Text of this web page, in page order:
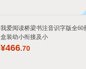
我爱阅读桥梁书注音识字版全60
盒装幼小衔接及小
¥466.70